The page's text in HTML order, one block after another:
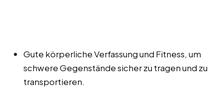
Gute körperliche Verfassung und Fitness, um
schwere Gegenstände sicher zu tragen und zu
transportieren.